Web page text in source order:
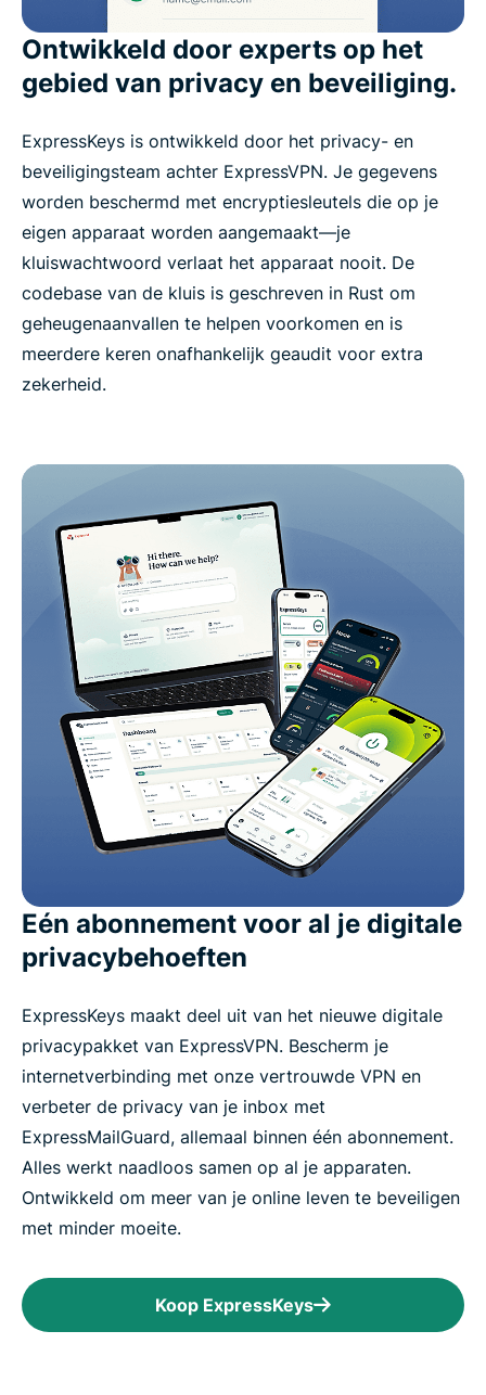
Ontwikkeld door experts op het
gebied van privacy en beveiliging.
ExpressKeys is ontwikkeld door het privacy- en
beveiligingsteam achter ExpressVPN. Je gegevens
worden beschermd met encryptiesleutels die op je
eigen apparaat worden aangemaakt—je
kluiswachtwoord verlaat het apparaat nooit. De
codebase van de kluis is geschreven in Rust om
geheugenaanvallen te helpen voorkomen en is
meerdere keren onafhankelijk geaudit voor extra
zekerheid.
Eén abonnement voor al je digitale
privacybehoeften
ExpressKeys maakt deel uit van het nieuwe digitale
privacypakket van ExpressVPN. Bescherm je
internetverbinding met onze vertrouwde VPN en
verbeter de privacy van je inbox met
ExpressMailGuard, allemaal binnen één abonnement.
Alles werkt naadloos samen op al je apparaten.
Ontwikkeld om meer van je online leven te beveiligen
met minder moeite.
Koop ExpressKeys